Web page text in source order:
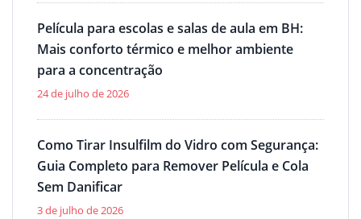
Película para escolas e salas de aula em BH:
Mais conforto térmico e melhor ambiente
para a concentração
24 de julho de 2026
Como Tirar Insulfilm do Vidro com Segurança:
Guia Completo para Remover Película e Cola
Sem Danificar
3 de julho de 2026